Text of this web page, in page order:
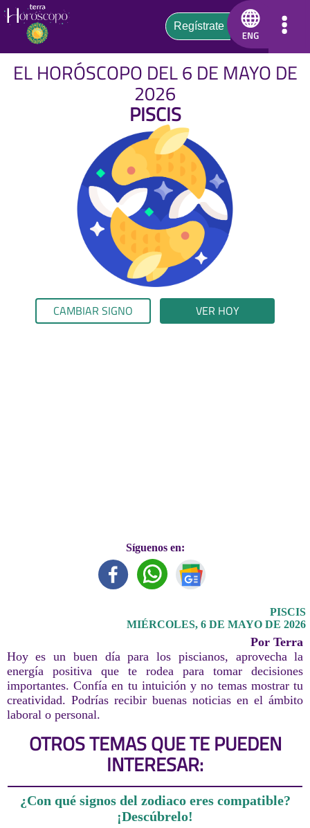
EL HORÓSCOPO DEL 6 DE MAYO DE
2026
PISCIS
CAMBIAR SIGNO VER HOY
Síguenos en:
PISCIS
MIÉRCOLES, 6 DE MAYO DE 2026
Por Terra
Hoy es un buen día para los piscianos, aprovecha la
energía positiva que te rodea para tomar decisiones
importantes. Confía en tu intuición y no temas mostrar tu
creatividad. Podrías recibir buenas noticias en el ámbito
laboral o personal.
OTROS TEMAS QUE TE PUEDEN
INTERESAR:
¿Con qué signos del zodiaco eres compatible?
¡Descúbrelo!